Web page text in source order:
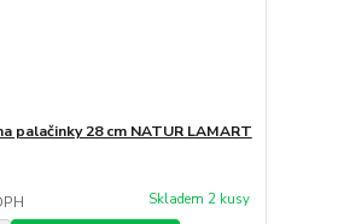
palačinky 28 cm NATUR LAMART
Skladem 2 kusy